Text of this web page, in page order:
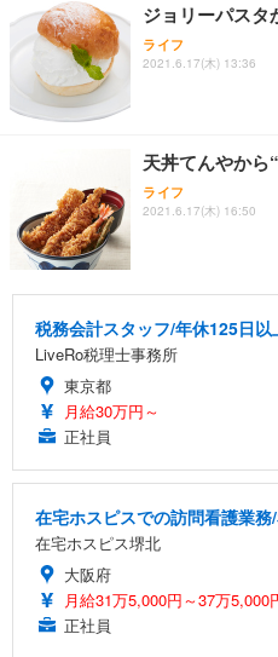
ジョリーパスタ
ライフ
2021.6.17(木) 13:36
天丼てんやから
ライフ
2021.6.17(木) 16:50
税務会計スタッフ/年休125日
LiveRo税理士事務所
東京都
月給30万円～
正社員
在宅ホスピスでの訪問看護業
在宅ホスピス堺北
大阪府
月給31万5,000円～37万5,000
正社員